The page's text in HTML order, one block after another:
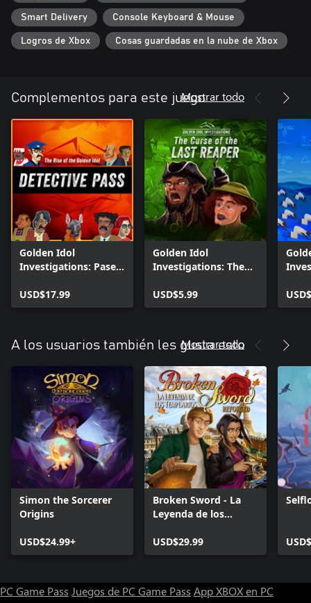
Smart Delivery Console Keyboard & Mouse
Logros de Xbox Cosas guardadas en la nube de Xbox
Complementos para este juegoMostrar todo
Golden Idol
Investigations: Pase
USD$17.99
Golden Idol
Investigations: The
Reaper
USD$5.99
A los usuarios también les gusta esto
Mostrar todo
Simon the Sorcerer
Origins
USD$24.99+
Broken Sword - La
Leyenda de los
USD$29.99
PC Game Pass Juegos de PC Game Pass App XBOX en PC